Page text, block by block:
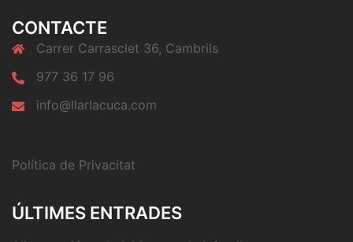
CONTACTE
Carrer Carrasclet 36, Cambrils
977 36 17 96
info@llarlacuca.com
Política de Privacitat
ÚLTIMES ENTRADES